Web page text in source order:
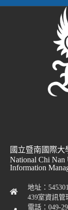
國立暨南國際
National Chi Nan
Information
地址：
439室資訊管
電話：049-